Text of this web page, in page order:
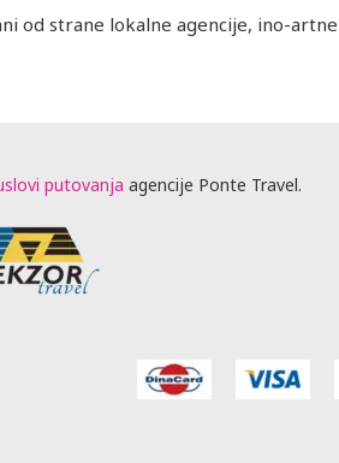
od strane lokalne agencije, ino-
putovanja agencije Ponte Travel.